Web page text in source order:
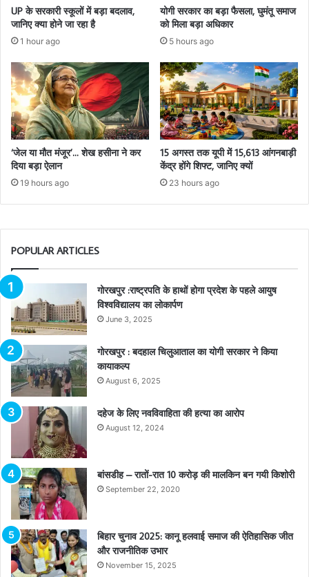
UP के सरकारी स्कूलों में बड़ा बदलाव,
जानिए क्या होने जा रहा है
1 hour ago
योगी सरकार का बड़ा फैसला, घुमंतू समाज
को मिला बड़ा अधिकार
5 hours ago
‘जेल या मौत मंजूर’… शेख हसीना ने कर
दिया बड़ा ऐलान
19 hours ago
15 अगस्त तक यूपी में 15,613 आंगनबाड़ी
केंद्र होंगे शिफ्ट, जानिए क्यों
23 hours ago
POPULAR ARTICLES
गोरखपुर :राष्ट्रपति के हाथों होगा प्रदेश के पहले आयुष
विश्वविद्यालय का लोकार्पण
June 3, 2025
गोरखपुर : बदहाल चिलुआताल का योगी सरकार ने किया
कायाकल्प
August 6, 2025
दहेज के लिए नवविवाहिता की हत्या का आरोप
August 12, 2024
बांसडीह – रातों-रात 10 करोड़ की मालकिन बन गयी किशोरी
September 22, 2020
बिहार चुनाव 2025: कानू हलवाई समाज की ऐतिहासिक जीत
और राजनीतिक उभार
November 15, 2025